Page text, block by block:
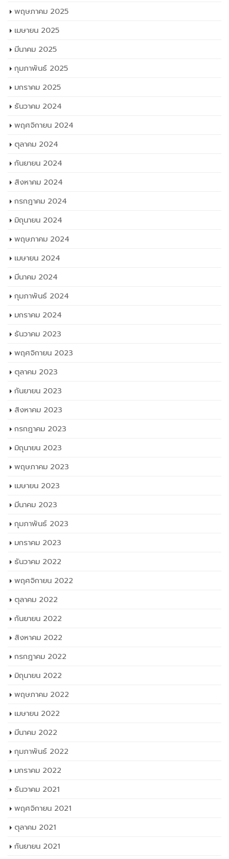
พฤษภาคม 2025
เมษายน 2025
มีนาคม 2025
กุมภาพันธ์ 2025
มกราคม 2025
ธันวาคม 2024
พฤศจิกายน 2024
ตุลาคม 2024
กันยายน 2024
สิงหาคม 2024
กรกฎาคม 2024
มิถุนายน 2024
พฤษภาคม 2024
เมษายน 2024
มีนาคม 2024
กุมภาพันธ์ 2024
มกราคม 2024
ธันวาคม 2023
พฤศจิกายน 2023
ตุลาคม 2023
กันยายน 2023
สิงหาคม 2023
กรกฎาคม 2023
มิถุนายน 2023
พฤษภาคม 2023
เมษายน 2023
มีนาคม 2023
กุมภาพันธ์ 2023
มกราคม 2023
ธันวาคม 2022
พฤศจิกายน 2022
ตุลาคม 2022
กันยายน 2022
สิงหาคม 2022
กรกฎาคม 2022
มิถุนายน 2022
พฤษภาคม 2022
เมษายน 2022
มีนาคม 2022
กุมภาพันธ์ 2022
มกราคม 2022
ธันวาคม 2021
พฤศจิกายน 2021
ตุลาคม 2021
กันยายน 2021